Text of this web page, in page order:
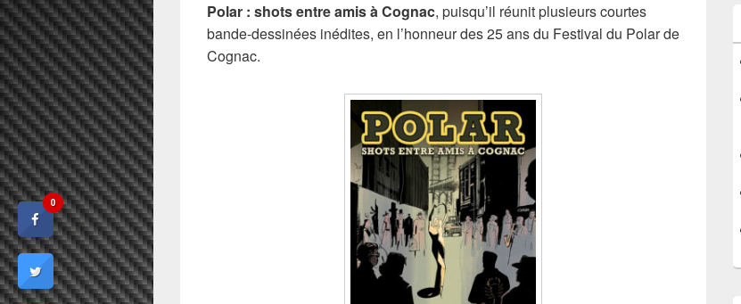
Polar : shots entre amis à Cognac, puisqu’il réunit plusieurs courtes
bande-dessinées inédites, en l’honneur des 25 ans du Festival du Polar de
Cognac.
0